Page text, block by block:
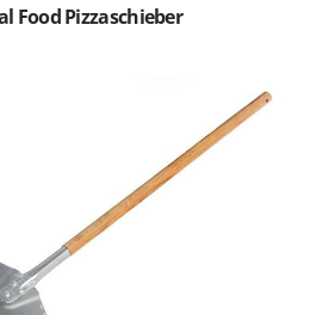
Food Pizzaschieber